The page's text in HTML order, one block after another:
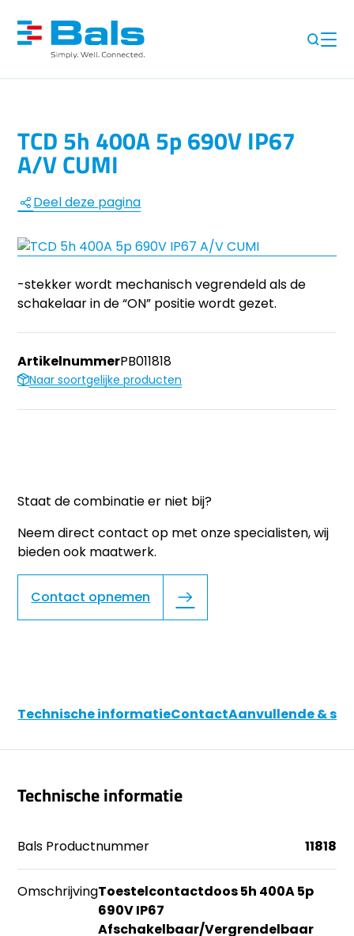
TCD 5h 400A 5p 690V IP67
A/V CUMI
Deel deze pagina
-stekker wordt mechanisch vegrendeld als de
schakelaar in de “ON” positie wordt gezet.
ArtikelnummerPB011818
Naar soortgelijke producten
Staat de combinatie er niet bij?
Neem direct contact op met onze specialisten, wij
bieden ook maatwerk.
Contact opnemen
Technische informatieContactAanvullende &
Technische informatie
Bals Productnummer 11818
OmschrijvingToestelcontactdoos 5h 400A 5p
690V IP67
Afschakelbaar/Vergrendelbaar